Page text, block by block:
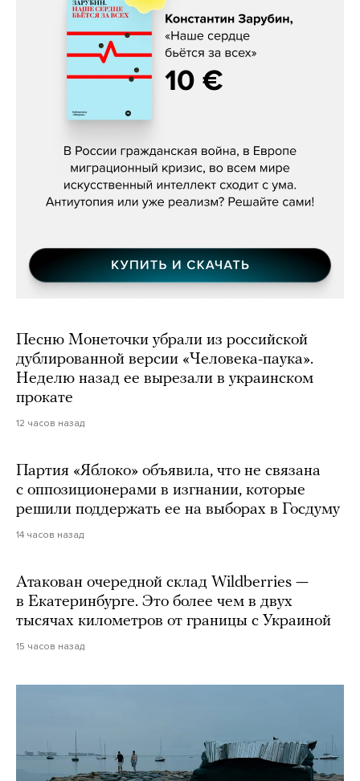
Константин Зарубин, «Наше сердце
Песню Монеточки убрали из российской
дублированной версии «Человека-паука».
Неделю назад ее вырезали в украинском
прокате
12 часов назад
Партия «Яблоко» объявила, что не связана
с оппозиционерами в изгнании, которые
решили поддержать ее на выборах в Госдуму
14 часов назад
Атакован очередной склад Wildberries —
в Екатеринбурге. Это более чем в двух
тысячах километров от границы с Украиной
15 часов назад